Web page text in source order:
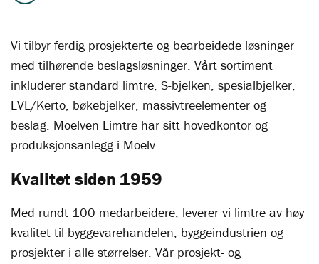
Vi tilbyr ferdig prosjekterte og bearbeidede løsninger
med tilhørende beslagsløsninger. Vårt sortiment
inkluderer standard limtre, S-bjelken, spesialbjelker,
LVL/Kerto, bøkebjelker, massivtreelementer og
beslag. Moelven Limtre har sitt hovedkontor og
produksjonsanlegg i Moelv.
Kvalitet siden 1959
Med rundt 100 medarbeidere, leverer vi limtre av høy
kvalitet til byggevarehandelen, byggeindustrien og
prosjekter i alle størrelser. Vår prosjekt- og